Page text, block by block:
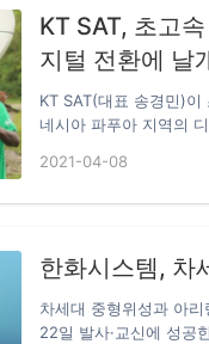
KT SAT, 초고
지털 전환에 날
KT SAT(대표 송경민)
네시아 파푸아 지역의
편적 통신서비스(USO,
서비스 사업 등 국가 차
2021-04-08
한화시스템, 차
차세대 중형위성과 아
22일 발사·교신에 성공